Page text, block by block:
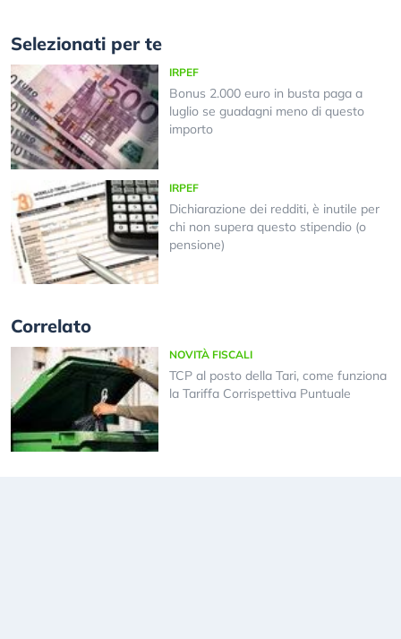
Selezionati per te
IRPEF
Bonus 2.000 euro in busta paga a
luglio se guadagni meno di questo
importo
IRPEF
Dichiarazione dei redditi, è inutile per
chi non supera questo stipendio (o
pensione)
Correlato
NOVITÀ FISCALI
TCP al posto della Tari, come funziona
la Tariffa Corrispettiva Puntuale